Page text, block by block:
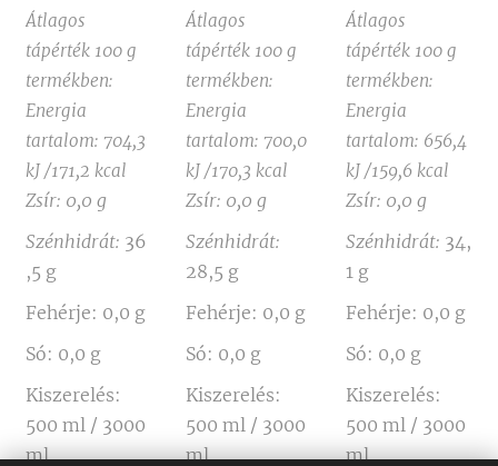
Átlagos
tápérték 100 g
termékben:
Energia
tartalom: 704,3
kJ /171,2 kcal
Zsír: 0,0 g
Szénhidrát: 36
,5 g
Fehérje: 0,0 g
Só: 0,0 g
Kiszerelés:
500 ml / 3000
ml
Átlagos
tápérték 100 g
termékben:
Energia
tartalom: 700,0
kJ /170,3 kcal
Zsír: 0,0 g
Szénhidrát:
28,5 g
Fehérje: 0,0 g
Só: 0,0 g
Kiszerelés:
500 ml / 3000
ml
Átlagos
tápérték 100 g
termékben:
Energia
tartalom: 656,4
kJ /159,6 kcal
Zsír: 0,0 g
Szénhidrát: 34,
1 g
Fehérje: 0,0 g
Só: 0,0 g
Kiszerelés:
500 ml / 3000
ml